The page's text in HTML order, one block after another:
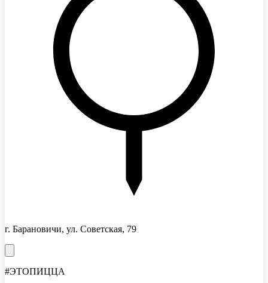
г. Барановичи, ул. Советская, 79
#ЭТОПИЦЦА